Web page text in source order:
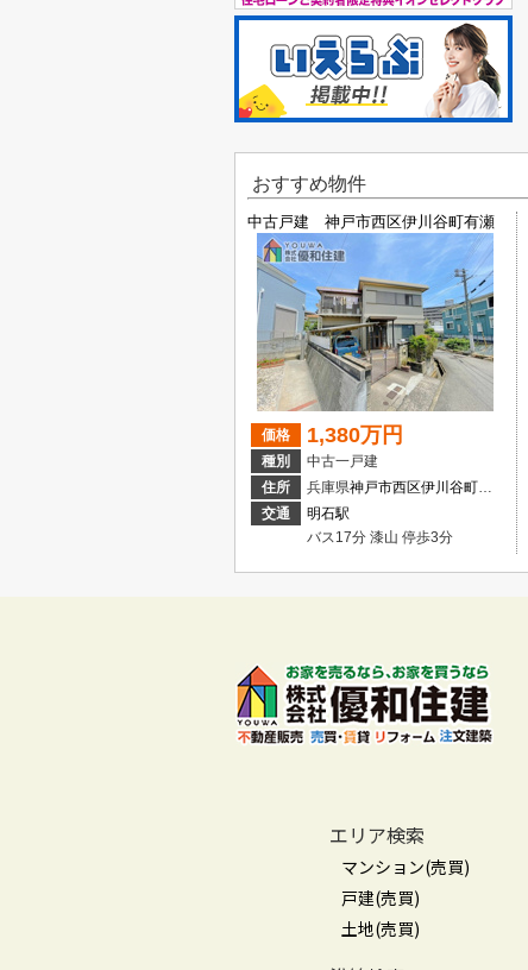
おすすめ物件
中古戸建 神戸市西区伊川谷町有瀬
価格 1,380万円
種別
中古一戸建
住所
兵庫県神戸市西区伊川谷町有瀬
交通
明石駅
バス17分 漆山 停歩3分
エリア検索
マンション(売買)
戸建(売買)
土地(売買)